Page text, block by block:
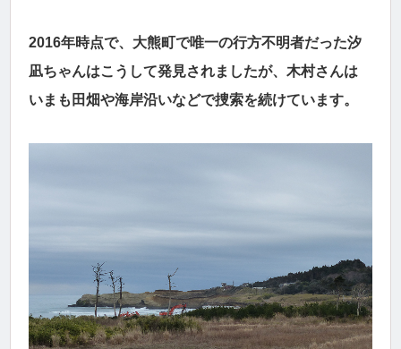
2016年時点で、大熊町で唯一の行方不明者だった汐
凪ちゃんはこうして発見されましたが、木村さんは
いまも田畑や海岸沿いなどで捜索を続けています。